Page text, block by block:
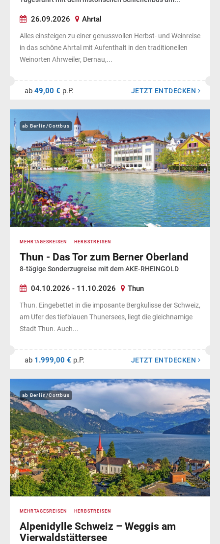
26.09.2026 Ahrtal
Alles einsteigen zu einer genussvollen Herbst- und Weinreise
in das schöne Ahrtal mit Aufenthalt in den traditionellen
Weinorten Ahrweiler, Dernau,...
ab 49,00 € p.P. JETZT ENTDECKEN
ab Berlin/Cottbus
MEHRTAGESREISEN HERBSTREISEN
Thun - Das Tor zum Berner Oberland
8-tägige Sonderzugreise mit dem AKE-RHEINGOLD
04.10.2026 - 11.10.2026 Thun
Thun. Eingebettet in die imposante Bergkulisse der Schweiz,
am Ufer des tiefblauen Thunersees, liegt die gleichnamige
Stadt Thun. Auch...
ab 1.999,00 € p.P. JETZT ENTDECKEN
ab Berlin/Cottbus
MEHRTAGESREISEN HERBSTREISEN
Alpenidylle Schweiz – Weggis am
Vierwaldstättersee